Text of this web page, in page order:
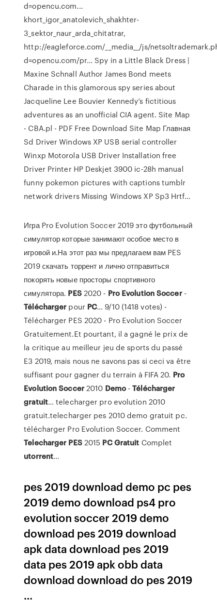
d=opencu.com...
khort_igor_anatolevich_shakhter-
3_sektor_naur_arda_chitatrar,
http://eagleforce.com/__media__/js/
d=opencu.com/pr... Spy in a Little Black Dress |
Maxine Schnall AuthorJames Bond meets
Charade in this glamorous spy series about
Jacqueline Lee Bouvier Kennedy’s fictitious
adventures as an unofficial CIA agent. Site Map
- CBA.pl - PDF Free Download Site Map Главная
Sd Driver Windows XP USB serial controller
Winxp Motorola USB Driver Installation free
Driver Printer HP Deskjet 3900 ic-28h manual
funny pokemon pictures with captions tumblr
network drivers Missing Windows XP Sp3 Hrtf…
Игра Pro Evolution Soccer 2019 это футбольный
симулятор которые занимают особое место в
игровой и.На этот раз мы предлагаем вам PES
2019 скачать торрент и лично отправиться
покорять новые просторы спортивного
симулятора. PES2020 - Pro EvolutionSoccer-
Télécharger pour PC… 9/10 (1418 votes) -
Télécharger PES 2020 - Pro Evolution Soccer
Gratuitement.Et pourtant, il a gagné le prix de
la critique au meilleur jeu de sports du passé
E3 2019, mais nous ne savons pas si ceci va être
suffisant pour gagner du terrain à FIFA 20. Pro
Evolution Soccer2010 Demo-Télécharger
gratuit… telecharger pro evolution 2010
gratuit.telecharger pes 2010 demo gratuit pc.
télécharger Pro Evolution Soccer. Comment
Telecharger PES2015 PC Gratuit Complet
utorrent…
pes 2019 download demo pc pes
2019 demo download ps4 pro
evolution soccer 2019 demo
download pes 2019 download
apk data download pes 2019
data pes 2019 apk obb data
download download do pes 2019
...